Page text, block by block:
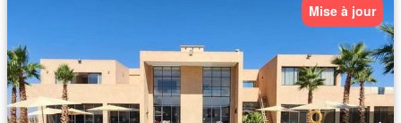
Mise à jour